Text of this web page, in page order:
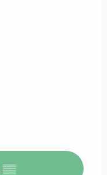
▒▒